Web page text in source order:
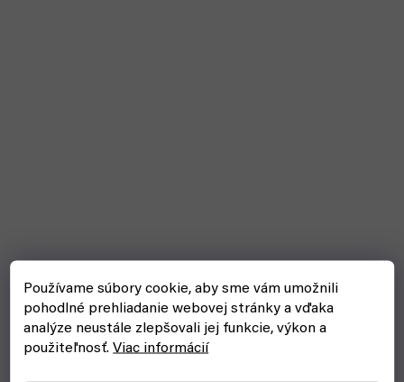
Používame súbory cookie, aby sme vám umožnili
pohodlné prehliadanie webovej stránky a vďaka
analýze neustále zlepšovali jej funkcie, výkon a
použiteľnosť.Viac informácií